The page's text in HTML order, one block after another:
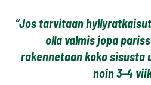
“Jos tarvitaan
olla valmis jopa
rakennetaan koko sisusta
noin 3–4